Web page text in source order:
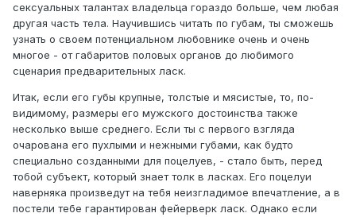
сексуальных талантах владельца гораздо больше, чем любая
другая часть тела. Научившись читать по губам, ты сможешь
узнать о своем потенциальном любовнике очень и очень
многое - от габаритов половых органов до любимого
сценария предварительных ласк.
Итак, если его губы крупные, толстые и мясистые, то, по-
видимому, размеры его мужского достоинства также
несколько выше среднего. Если ты с первого взгляда
очарована его пухлыми и нежными губами, как будто
специально созданными для поцелуев, - стало быть, перед
тобой субъект, который знает толк в ласках. Его поцелуи
наверняка произведут на тебя неизгладимое впечатление, а в
постели тебе гарантирован фейерверк ласк. Однако если